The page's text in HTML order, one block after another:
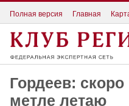
Полная версия Главная
Гордеев:
метле летаю